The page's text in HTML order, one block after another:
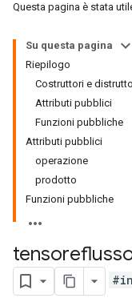
Questa pagina è stata
Su questa pagina
Riepilogo
Costruttori e
Attributi pubblici
Funzioni pubbliche
Attributi pubblici
operazione
prodotto
Funzioni pubbliche